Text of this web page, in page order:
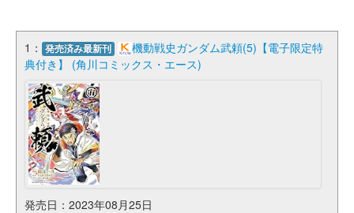
1： 発売済み最新刊
機動戦史ガンダム武頼(5)【電子限定特
典付き】 (角川コミックス・エース)
発売日：2023年08月25日